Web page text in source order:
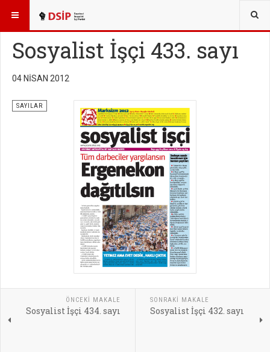
BURADASINIZ: YAYINLAR
Sosyalist İşçi 433. sayı
04 NISAN 2012
SAYILAR
ÖNCEKI MAKALE
Sosyalist İşçi 434. sayı
SONRAKI MAKALE
Sosyalist İşçi 432. sayı